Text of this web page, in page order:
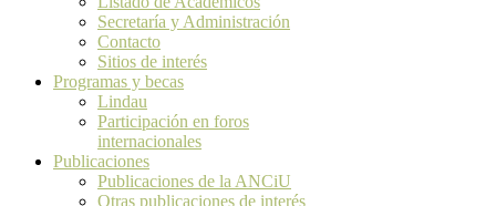
Secretaría y Administración
Contacto
Sitios de interés
Programas y becas
Lindau
Participación en foros
internacionales
Publicaciones
Publicaciones de la ANCiU
Otras publicaciones de interés